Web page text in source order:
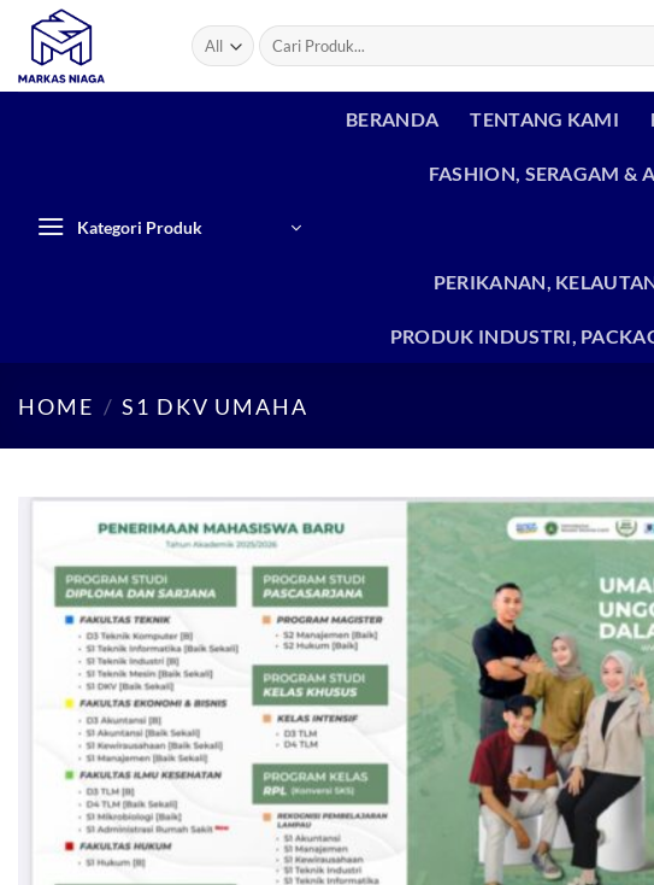
Skip
content
Search
for:
Kategori Produk
BERANDA TENTANG KAMI
FASHION, SERAGAM &
PERIKANAN,
PRODUK INDUSTRI,
HOME / S1 DKV UMAHA